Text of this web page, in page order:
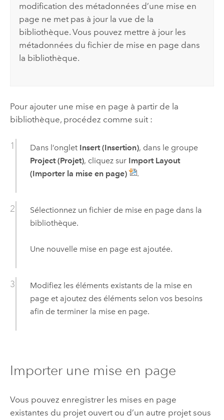
modification des métadonnées d’une mise en
page ne met pas à jour la vue de la
bibliothèque. Vous pouvez mettre à jour les
métadonnées du fichier de mise en page dans
la bibliothèque.
Pour ajouter une mise en page à partir de la
bibliothèque, procédez comme suit :
Dans l’onglet Insert (Insertion), dans le groupe
Project (Projet), cliquez sur Import Layout
(Importer la mise en page)
.
Sélectionnez un fichier de mise en page dans la
bibliothèque.
Une nouvelle mise en page est ajoutée.
Modifiez les éléments existants de la mise en
page et ajoutez des éléments selon vos besoins
afin de terminer la mise en page.
Importer une mise en page
Vous pouvez enregistrer les mises en page
existantes du projet ouvert ou d’un autre projet sous